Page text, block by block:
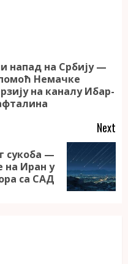
напад на Србију —
Немачке
на каналу Ибар-
Next
сукоба —
на Иран у
са САД